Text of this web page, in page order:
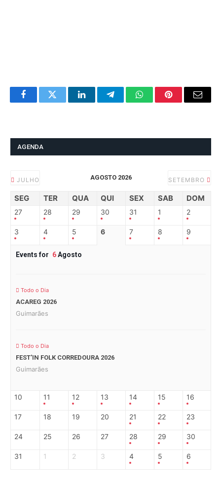
FacebookTwitter LinkedInTelegramWhatsAppPinterestEmail
AGENDA
JULHO AGOSTO 2026 SETEMBRO
SEG TER QUA QUI SEX SAB DOM
27 28 29 30 31 1 2
3 4 5 6 7 8 9
Events for 6Agosto
Todo o Dia
ACAREG 2026
Guimarães
Todo o Dia
FEST’IN FOLK CORREDOURA 2026
Guimarães
10 11 12 13 14 15 16
17 18 19 20 21 22 23
24 25 26 27 28 29 30
31 1 2 3 4 5 6